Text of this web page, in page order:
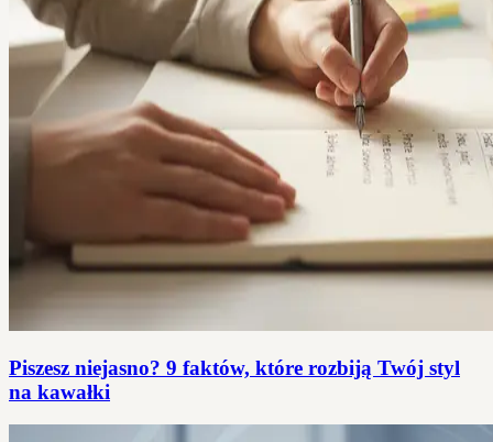
Piszesz niejasno? 9 faktów, które rozbiją Twój styl
na kawałki